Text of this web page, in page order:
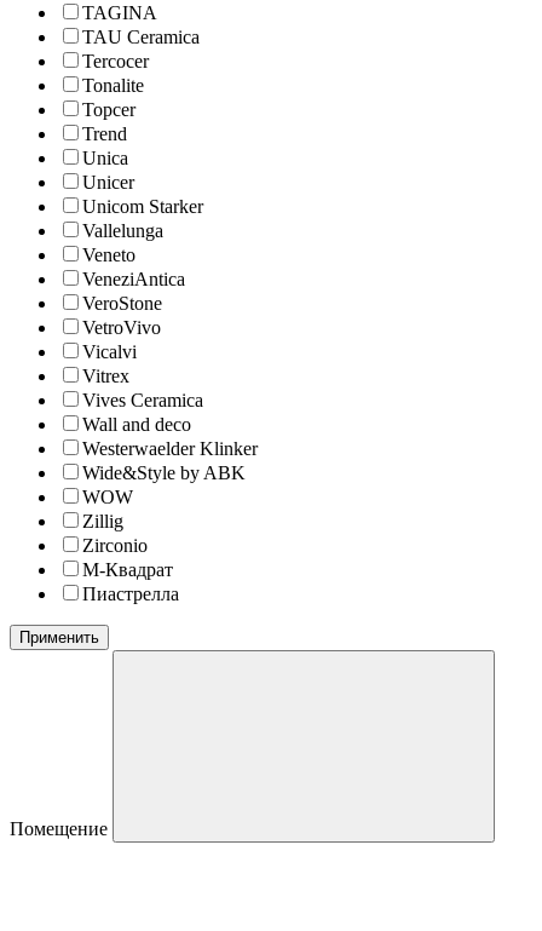
TAGINA
TAU Ceramica
Tercocer
Tonalite
Topcer
Trend
Unica
Unicer
Unicom Starker
Vallelunga
Veneto
VeneziAntica
VeroStone
VetroVivo
Vicalvi
Vitrex
Vives Ceramica
Wall and deco
Westerwaelder Klinker
Wide&Style by ABK
WOW
Zillig
Zirconio
М-Квадрат
Пиастрелла
Применить
Помещение